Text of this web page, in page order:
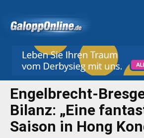
Engelbrecht-
Bilanz: „Eine
Saison in Hong